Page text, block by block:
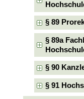
§ 89
§ 89a
§ 90
§ 91